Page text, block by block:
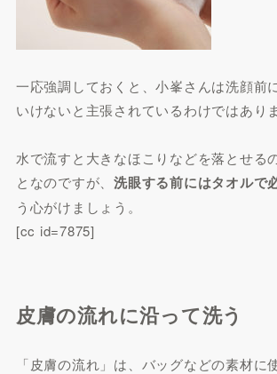
一応強調しておくと、小峯さんは洗顔前
いけないと主張されているわけではあり
水で流すと大きなほこりなどを落とせる
となのですが、洗眼する前にはタオルで
う心がけましょう。
[cc id=7875]
皮膚の流れに沿って洗う
「皮膚の流れ」は、バッグなどの素材に